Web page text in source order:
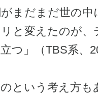
まだまだ世の中
と変えたのが、
つ」（TBS系、
という考え方